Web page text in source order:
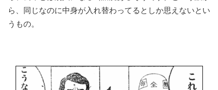
ら、同じなのに中身が入れ替わってるとしか思えないとい
うもの。